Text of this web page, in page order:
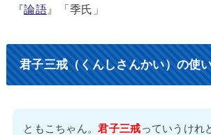
『論語 』「季氏」
君子三戒（くんしさんかい）の使
ともこちゃん。君子三戒っていうけれ